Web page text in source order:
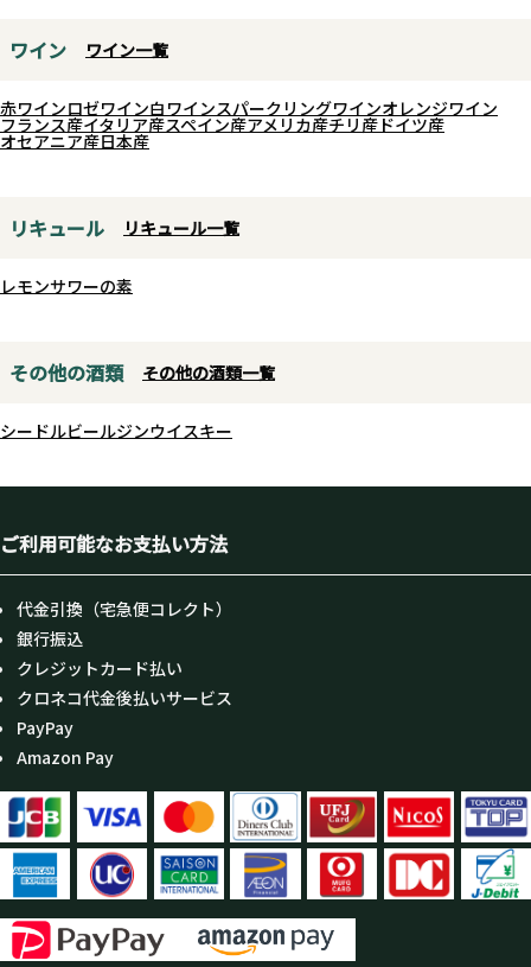
ワイン ワイン一覧
赤ワインロゼワイン白ワインスパークリングワインオレンジワイン
フランス産イタリア産スペイン産アメリカ産チリ産 ドイツ産
オセアニア産日本産
リキュール リキュール一覧
レモンサワーの素
その他の酒類 その他の酒類一覧
シードルビールジンウイスキー
ご利用可能なお支払い方法
代金引換（宅急便コレクト）
銀行振込
クレジットカード払い
クロネコ代金後払いサービス
PayPay
Amazon Pay